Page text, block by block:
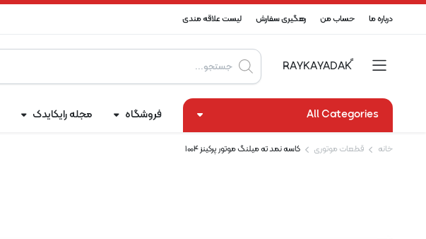
درباره ما حساب من رهگیری سفارش لیست علاقه مندی
Products
search
All Categories فروشگاه مجله رایکایدک
خانه قطعات موتوری کاسه نمد ته میلنگ موتور پرکینز 1004